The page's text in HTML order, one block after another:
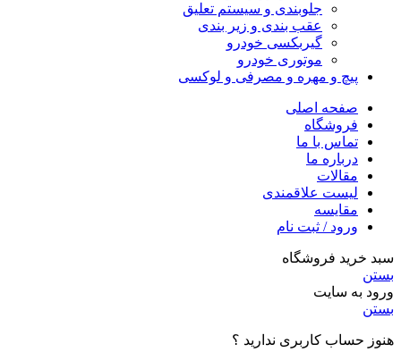
جلوبندی و سیستم تعلیق
عقب بندی و زیر بندی
گیربکسی خودرو
موتوری خودرو
پیچ و مهره و مصرفی و لوکسی
صفحه اصلی
فروشگاه
تماس با ما
درباره ما
مقالات
لیست علاقمندی
مقایسه
ورود / ثبت نام
سبد خرید فروشگاه
بستن
ورود به سایت
بستن
هنوز حساب کاربری ندارید ؟